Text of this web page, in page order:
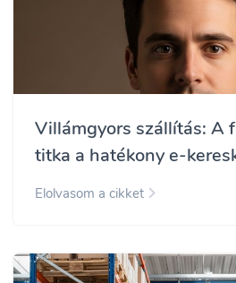
Villámgyors szállítás: A
titka a hatékony e-
Elolvasom a cikket